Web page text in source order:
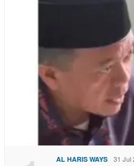
AL HARIS WAYS 31 Jul